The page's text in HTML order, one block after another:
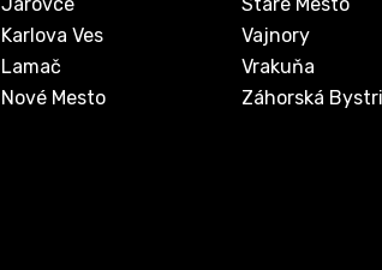
Karlova Ves
Lamač
Nové Mesto
Vajnory
Vrakuňa
Záhorská